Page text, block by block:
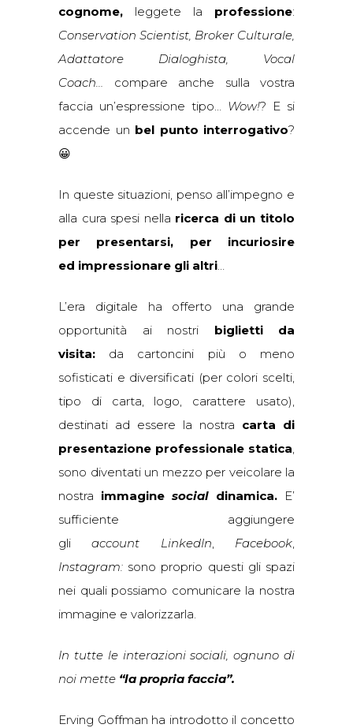
cognome, leggete la professione:
Conservation Scientist, Broker Culturale,
Adattatore Dialoghista, Vocal
Coach… compare anche sulla vostra
faccia un’espressione tipo… Wow!? E si
accende un bel punto interrogativo?
😀
In queste situazioni, penso all’impegno e
alla cura spesi nella ricerca di un titolo
per presentarsi, per incuriosire
ed impressionare gli altri…
L’era digitale ha offerto una grande
opportunità ai nostri biglietti da
visita: da cartoncini più o meno
sofisticati e diversificati (per colori scelti,
tipo di carta, logo, carattere usato),
destinati ad essere la nostra carta di
presentazione professionale statica,
sono diventati un mezzo per veicolare la
nostra immagine social dinamica. E’
sufficiente aggiungere
gliaccount LinkedIn, Facebook,
Instagram: sono proprio questi gli spazi
nei quali possiamo comunicare la nostra
immagine e valorizzarla.
In tutte le interazioni sociali, ognuno di
noi mette “la propria faccia”.
Erving Goffman ha introdotto il concetto